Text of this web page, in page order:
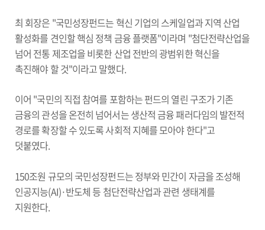
최 회장은 "국민성장펀드는 혁신 기업의 스케일업과 지역 산업
활성화를 견인할 핵심 정책 금융 플랫폼"이라며 "첨단전략산업을
넘어 전통 제조업을 비롯한 산업 전반의 광범위한 혁신을
촉진해야 할 것"이라고 말했다.
이어 "국민의 직접 참여를 포함하는 펀드의 열린 구조가 기존
금융의 관성을 온전히 넘어서는 생산적 금융 패러다임의 발전적
경로를 확장할 수 있도록 사회적 지혜를 모아야 한다"고
덧붙였다.
150조원 규모의 국민성장펀드는 정부와 민간이 자금을 조성해
인공지능(AI)·반도체 등 첨단전략산업과 관련 생태계를
지원한다.